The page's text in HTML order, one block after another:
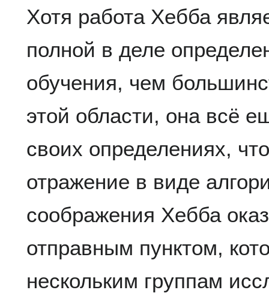
Хотя работа Хебба
полной в деле
обучения, чем
этой области, она всё
своих определениях,
отражение в виде
соображения Хебба
отправным пунктом,
нескольким группам